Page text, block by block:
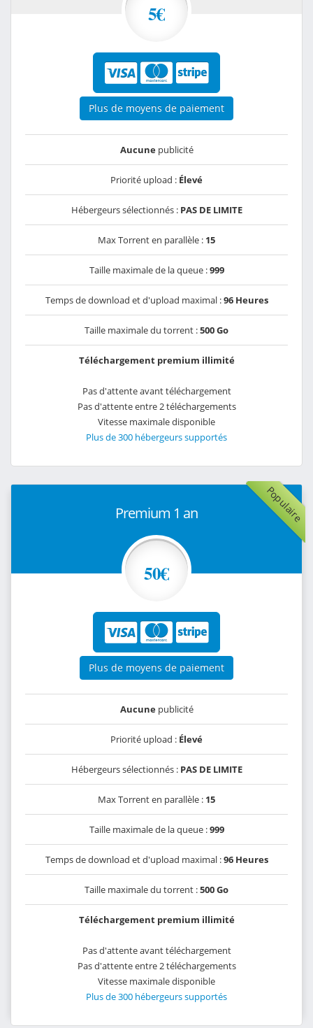
5€
Plus de moyens de paiement
Aucunepublicité
Priorité upload : Élevé
Hébergeurs sélectionnés : PAS DE LIMITE
Max Torrent en parallèle : 15
Taille maximale de la queue :999
Temps de download et d'upload maximal :96 Heures
Taille maximale du torrent :500 Go
Téléchargement premium illimité
Pas d'attente avant téléchargement
Pas d'attente entre 2 téléchargements
Vitesse maximale disponible
Plus de 300 hébergeurs supportés
Populaire
Premium 1 an
50€
Plus de moyens de paiement
Aucunepublicité
Priorité upload : Élevé
Hébergeurs sélectionnés : PAS DE LIMITE
Max Torrent en parallèle : 15
Taille maximale de la queue :999
Temps de download et d'upload maximal :96 Heures
Taille maximale du torrent :500 Go
Téléchargement premium illimité
Pas d'attente avant téléchargement
Pas d'attente entre 2 téléchargements
Vitesse maximale disponible
Plus de 300 hébergeurs supportés